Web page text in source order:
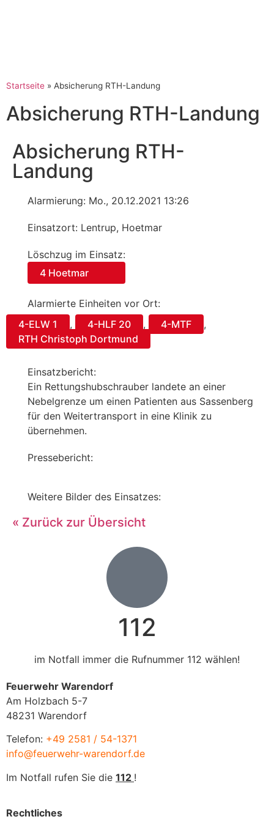
Startseite » Absicherung RTH-Landung
Absicherung RTH-Landung
Absicherung RTH-
Landung
Alarmierung: Mo., 20.12.2021 13:26
Einsatzort: Lentrup, Hoetmar
Löschzug im Einsatz:
4 Hoetmar
Alarmierte Einheiten vor Ort:
4-ELW 1
, 4-HLF 20 , 4-MTF
,
RTH Christoph Dortmund
Einsatzbericht:
Ein Rettungshubschrauber landete an einer
Nebelgrenze um einen Patienten aus Sassenberg
für den Weitertransport in eine Klinik zu
übernehmen.
Pressebericht:
Weitere Bilder des Einsatzes:
« Zurück zur Übersicht
112
im Notfall immer die Rufnummer 112 wählen!
Feuerwehr Warendorf
Am Holzbach 5-7
48231 Warendorf
Telefon: +49 2581 / 54-1371
info@feuerwehr-warendorf.de
Im Notfall rufen Sie die 112 !
Rechtliches